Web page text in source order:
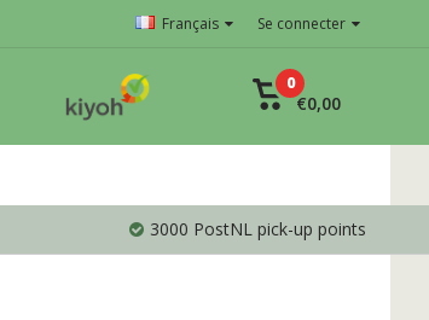
Français Se connecter
0
€0,00
3000 PostNL pick-up points